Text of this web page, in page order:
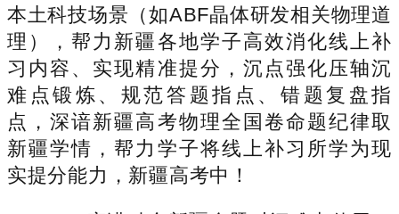
本土科技场景（如ABF晶体研发相关物理道
理），帮力新疆各地学子高效消化线上补
习内容、实现精准提分，沉点强化压轴沉
难点锻炼、规范答题指点、错题复盘指
点，深谙新疆高考物理全国卷命题纪律取
新疆学情，帮力学子将线上补习所学为现
实提分能力，新疆高考中！